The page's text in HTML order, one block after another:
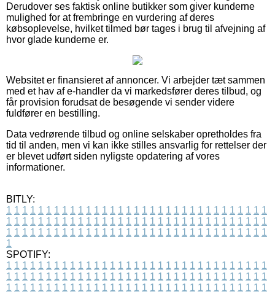
Derudover ses faktisk online butikker som giver kunderne
mulighed for at frembringe en vurdering af deres
købsoplevelse, hvilket tilmed bør tages i brug til afvejning af
hvor glade kunderne er.
Websitet er finansieret af annoncer. Vi arbejder tæt sammen
med et hav af e-handler da vi markedsfører deres tilbud, og
får provision forudsat de besøgende vi sender videre
fuldfører en bestilling.
Data vedrørende tilbud og online selskaber opretholdes fra
tid til anden, men vi kan ikke stilles ansvarlig for rettelser der
er blevet udført siden nyligste opdatering af vores
informationer.
BITLY:
1 1 1 1 1 1 1 1 1 1 1 1 1 1 1 1 1 1 1 1 1 1 1 1 1 1 1 1 1 1 1 1 1
1 1 1 1 1 1 1 1 1 1 1 1 1 1 1 1 1 1 1 1 1 1 1 1 1 1 1 1 1 1 1 1 1
1 1 1 1 1 1 1 1 1 1 1 1 1 1 1 1 1 1 1 1 1 1 1 1 1 1 1 1 1 1 1 1 1
1
SPOTIFY:
1 1 1 1 1 1 1 1 1 1 1 1 1 1 1 1 1 1 1 1 1 1 1 1 1 1 1 1 1 1 1 1 1
1 1 1 1 1 1 1 1 1 1 1 1 1 1 1 1 1 1 1 1 1 1 1 1 1 1 1 1 1 1 1 1 1
1 1 1 1 1 1 1 1 1 1 1 1 1 1 1 1 1 1 1 1 1 1 1 1 1 1 1 1 1 1 1 1 1